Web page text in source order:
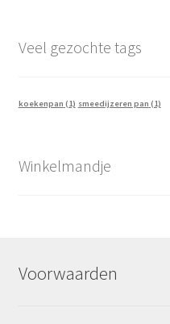
Veel gezochte tags
koekenpan (1) smeedijzeren pan (1)
Winkelmandje
Voorwaarden